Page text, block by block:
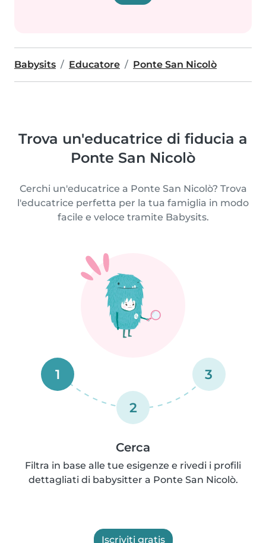
Babysits Educatore Ponte San Nicolò
Trova un'educatrice di fiducia a
Ponte San Nicolò
Cerchi un'educatrice a Ponte San Nicolò? Trova
l'educatrice perfetta per la tua famiglia in modo
facile e veloce tramite Babysits.
1
2
3
Cerca
Filtra in base alle tue esigenze e rivedi i profili
dettagliati di babysitter a Ponte San Nicolò.
Iscriviti gratis